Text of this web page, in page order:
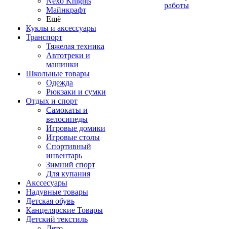
Майнкрафт
Ещё
Куклы и аксессуары
Транспорт
Тяжелая техника
Автотреки и
машинки
Школьные товары
Одежда
Рюкзаки и сумки
Отдых и спорт
Самокаты и
велосипеды
Игровые домики
Игровые столы
Спортивный
инвентарь
Зимний спорт
Для купания
Акссесуары
Надувные товары
Детская обувь
Канцелярские Товары
Детский текстиль
работы